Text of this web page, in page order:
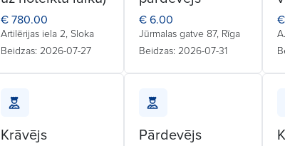
€ 780.00
Artilērijas iela 2, Sloka
Beidzas: 2026-07-27
€ 6.00
Jūrmalas gatve 87, Rīga
Beidzas: 2026-07-31
Krāvējs
Pārdevējs